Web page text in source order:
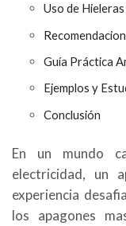
Uso de
Guía Práctica
Ejemplos y
Conclusión
En un mundo
electricidad, un
experiencia
los apagones